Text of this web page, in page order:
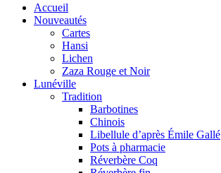
Accueil
Nouveautés
Cartes
Hansi
Lichen
Zaza Rouge et Noir
Lunéville
Tradition
Barbotines
Chinois
Libellule d’après Émile Gallé
Pots à pharmacie
Réverbère Coq